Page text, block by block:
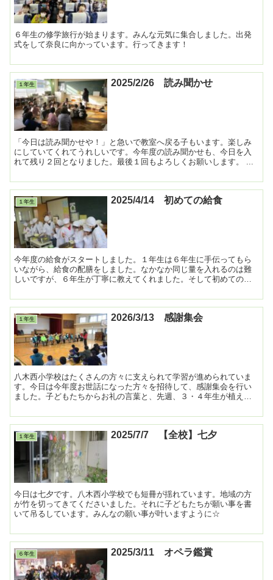
６年生の修学旅行が始まります。みんな元気に集合しました。出発
式をして奈良に向かっています。行ってきます！
１年生 2025/2/26 読み聞かせ
「今日は読み聞かせや！」と急いで教室へ戻る子もいます。楽しみ
にしていてくれてうれしいです。今年度の読み聞かせも、今日を入
れて残り２回となりました。最後１回もよろしくお願いします。 ...
１年生 2025/4/14 初めての給食
今年度の給食がスタートしました。１年生は６年生に手伝ってもら
いながら、給食の配膳をしました。なかなか同じ量を入れるのは難
しいですが、６年生が丁寧に教えてくれました。そして初めての給
１年生 2026/3/13 感謝集会
八木西小学校はたくさんの方々に支えられて学習が進められていま
す。今日は今年度お世話になった方々を招待して、感謝集会を行い
ました。子どもたちからお礼の言葉と、先週、３・４年生が植えた
１年生 2025/7/7 【全校】七夕
今日は七夕です。八木西小学校でも短冊が揺れています。地域の方
が竹を切ってきてくださいました。それに子どもたちが願い事を書
いて吊るしています。みんなの願い事が叶いますように☆
６年生 2025/3/11 オペラ鑑賞